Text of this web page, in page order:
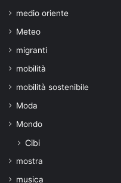
medio oriente
Meteo
migranti
mobilità
mobilità sostenibile
Moda
Mondo
Cibi
mostra
musica